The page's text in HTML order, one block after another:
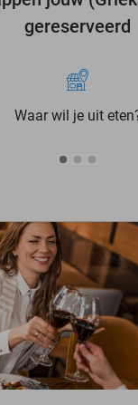
gereserveerd
Waar wil je uit